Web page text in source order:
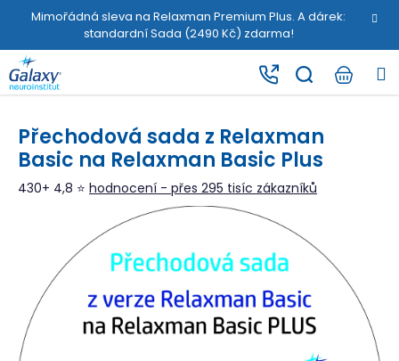
Mimořádná sleva na Relaxman Premium Plus. A dárek:
standardní Sada (2490 Kč) zdarma!
Přechodová sada z Relaxman
Basic na Relaxman Basic Plus
430+ 4,8 ⭐ hodnocení - přes 295 tisíc zákazníků
š
k C
p
o
t
e
t